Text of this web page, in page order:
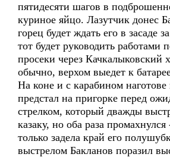
пятидесяти шагов в
куриное яйцо. Лазутчик донес
горец будет ждать его в засаде
тот будет руководить работами
просеки через Качкалыковский
обычно, верхом выедет к
На коне и с карабином
предстал на пригорке перед
стрелком, который дважды
казаку, но оба раза
только задела край его
выстрелом Бакланов поразил